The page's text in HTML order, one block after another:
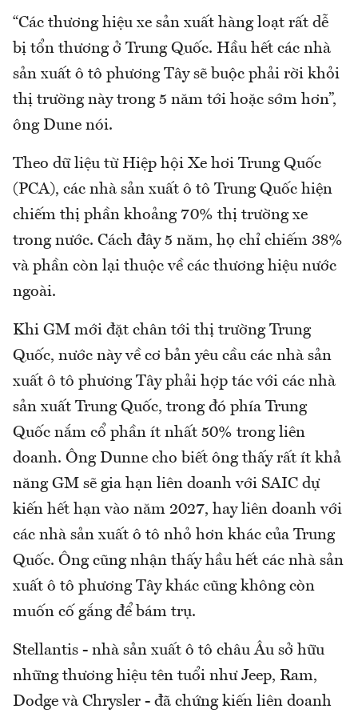
“Các thương hiệu xe sản xuất hàng loạt rất dễ
bị tổn thương ở Trung Quốc. Hầu hết các nhà
sản xuất ô tô phương Tây sẽ buộc phải rời khỏi
thị trường này trong 5 năm tới hoặc sớm hơn”,
ông Dune nói.
Theo dữ liệu từ Hiệp hội Xe hơi Trung Quốc
(PCA), các nhà sản xuất ô tô Trung Quốc hiện
chiếm thị phần khoảng 70% thị trường xe
trong nước. Cách đây 5 năm, họ chỉ chiếm 38%
và phần còn lại thuộc về các thương hiệu nước
ngoài.
Khi GM mới đặt chân tới thị trường Trung
Quốc, nước này về cơ bản yêu cầu các nhà sản
xuất ô tô phương Tây phải hợp tác với các nhà
sản xuất Trung Quốc, trong đó phía Trung
Quốc nắm cổ phần ít nhất 50% trong liên
doanh. Ông Dunne cho biết ông thấy rất ít khả
năng GM sẽ gia hạn liên doanh với SAIC dự
kiến ​​hết hạn vào năm 2027, hay liên doanh với
các nhà sản xuất ô tô nhỏ hơn khác của Trung
Quốc. Ông cũng nhận thấy hầu hết các nhà sản
xuất ô tô phương Tây khác cũng không còn
muốn cố gắng để bám trụ.
Stellantis - nhà sản xuất ô tô châu Âu sở hữu
những thương hiệu tên tuổi như Jeep, Ram,
Dodge và Chrysler - đã chứng kiến ​​liên doanh